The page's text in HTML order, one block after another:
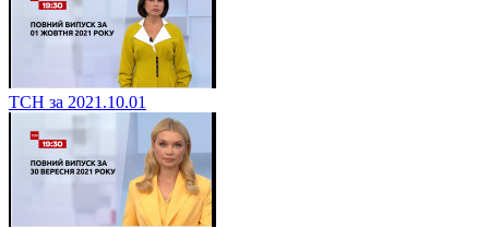
ТСН за 2021.10.01